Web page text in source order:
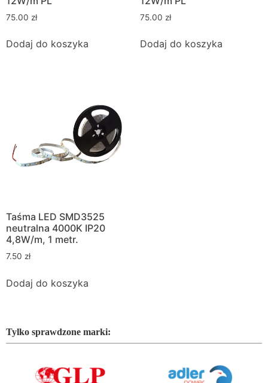
75.00 zł
Dodaj do koszyka
75.00 zł
Dodaj do koszyka
Taśma LED SMD3525
neutralna 4000K IP20
4,8W/m, 1 metr.
7.50 zł
Dodaj do koszyka
Tylko sprawdzone marki: